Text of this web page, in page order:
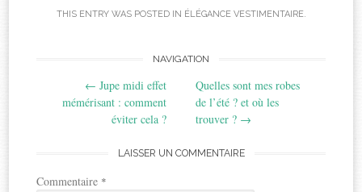
THIS ENTRY WAS POSTED IN ÉLÉGANCE VESTIMENTAIRE.
navigation
NAVIGATION
← Jupe midi effet
mémérisant : comment
éviter cela ?
Quelles sont mes robes
de l’été ? et où les
trouver ? →
LAISSER UN COMMENTAIRE
Commentaire *